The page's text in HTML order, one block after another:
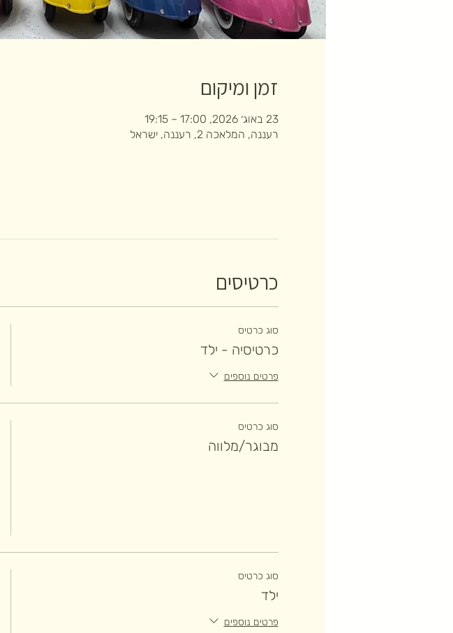
זמן ומיקום
23 באוג׳ 2026, 17:00 – 19:15
רעננה, המלאכה 2, רעננה, ישראל
כרטיסים
סוג כרטיס
כרטיסיה - ילד
פרטים נוספים
סוג כרטיס
מבוגר/מלווה
סוג כרטיס
ילד
פרטים נוספים